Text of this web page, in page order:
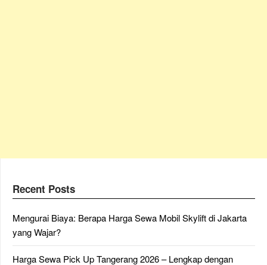
Recent Posts
Mengurai Biaya: Berapa Harga Sewa Mobil Skylift di Jakarta
yang Wajar?
Harga Sewa Pick Up Tangerang 2026 – Lengkap dengan